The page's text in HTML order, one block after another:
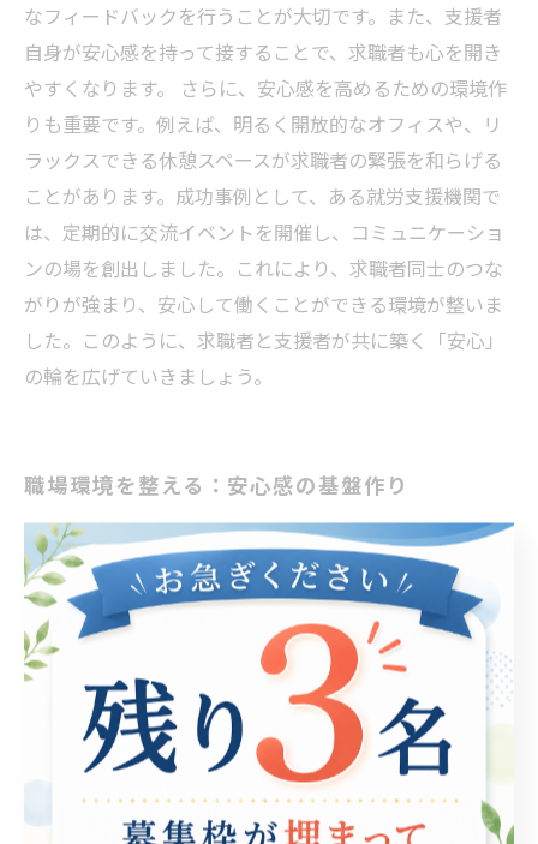
なフィードバックを行うことが大切です。また、支援者
自身が安心感を持って接することで、求職者も心を開き
やすくなります。 さらに、安心感を高めるための環境作
りも重要です。例えば、明るく開放的なオフィスや、リ
ラックスできる休憩スペースが求職者の緊張を和らげる
ことがあります。成功事例として、ある就労支援機関で
は、定期的に交流イベントを開催し、コミュニケーショ
ンの場を創出しました。これにより、求職者同士のつな
がりが強まり、安心して働くことができる環境が整いま
した。このように、求職者と支援者が共に築く「安心」
の輪を広げていきましょう。
職場環境を整える：安心感の基盤作り
就労支援において、安心感を確保することは不可欠で
す。特に障がい者や長期雇用の経験がない求職者にとっ
て、新しい職場環境に慣れるためには、精神的な安定が
必要です。職場環境を整えるためには、まずコミュニケ
ーションが重要です。支援者は求職者との信頼関係を築
き、オープンな対話を促進することで、安心感を生み出
します。さらに、明確な業務内容と役割分担を提示する
ことも大切です。仕事内容が明確であれば、求職者はそ
の期待に応えやすくなり、自己成長を実感しやすくなり